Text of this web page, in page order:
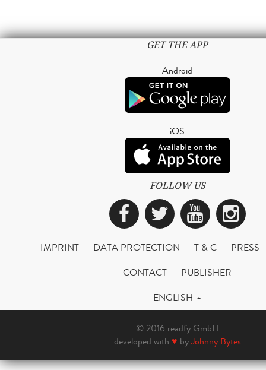
GET THE APP
Android
iOS
FOLLOW US
Facebook
Twitter
IMPRINT DATA PROTECTION T & C
PRESS
CONTACT
PUBLISHER
ENGLISH
© 2016 readfy GmbH
developed with ♥ byJohnny Bytes